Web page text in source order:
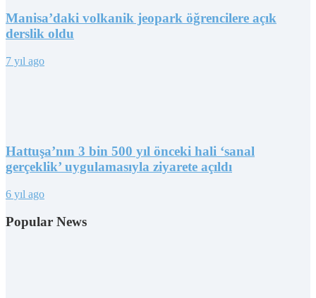
Manisa’daki volkanik jeopark öğrencilere açık
derslik oldu
7 yıl ago
Hattuşa’nın 3 bin 500 yıl önceki hali ‘sanal
gerçeklik’ uygulamasıyla ziyarete açıldı
6 yıl ago
Popular News